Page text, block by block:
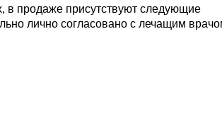
в продаже присутствуют следующие
лично согласовано с лечащим